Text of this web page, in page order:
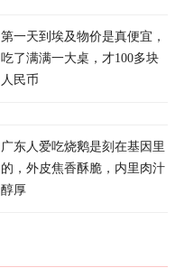
第一天到埃及物价是真便宜，
吃了满满一大桌，才100多块
人民币
广东人爱吃烧鹅是刻在基因里
的，外皮焦香酥脆，内里肉汁
醇厚